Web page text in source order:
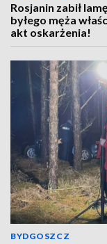
Rosjanin zabił
byłego męża
akt oskarżenia!
BYDGOSZCZ